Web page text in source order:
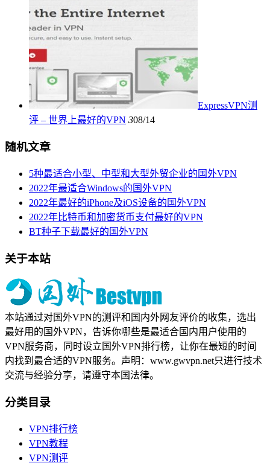
ExpressVPN测
评 – 世界上最好的VPN 308/14
随机文章
5种最适合小型、中型和大型外贸企业的国外VPN
2022年最适合Windows的国外VPN
2022年最好的iPhone及iOS设备的国外VPN
2022年比特币和加密货币支付最好的VPN
BT种子下载最好的国外VPN
关于本站
本站通过对国外VPN的测评和国内外网友评价的收集，选出
最好用的国外VPN，告诉你哪些是最适合国内用户使用的
VPN服务商，同时设立国外VPN排行榜，让你在最短的时间
内找到最合适的VPN服务。声明：www.gwvpn.net只进行技术
交流与经验分享，请遵守本国法律。
分类目录
VPN排行榜
VPN教程
VPN测评